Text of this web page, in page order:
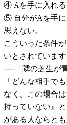
④ Aを手に入れる
⑤ 自分がAを手に
思えない。
こういった条件
いとされています
──「隣の芝生が
「どんな相手で
なく、この場合
持っていない』
がある人ならと